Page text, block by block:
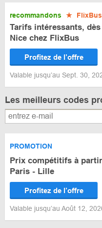
recommandons ★ FlixBus
Tarifs intéressants,
Nice chez FlixBus
Profitez de l’offre
Valable jusqu’au Sept. 30,
Les meilleurs codes
PROMOTION
Prix compétitifs à
Paris - Lille
Profitez de l’offre
Valable jusqu’au Août 12,